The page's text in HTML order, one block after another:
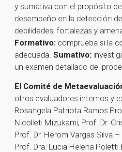
y sumativa con el propósito
desempeño en la detección
debilidades, fortalezas y
Formativo: comprueba si la
adecuada. Sumativo:
un examen detallado del
El Comité de
otros evaluadores internos y
Rosangela Patriota Ramos
Nicolleti Mizukami, Prof. Dr.
Prof. Dr. Herom Vargas Silva
Prof. Dra. Lucia Helena Poletti